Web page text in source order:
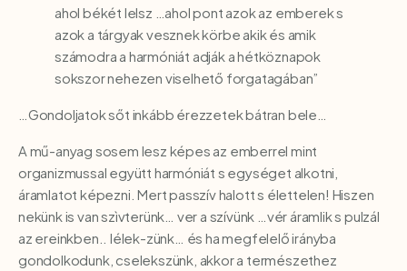
ahol békét lelsz …ahol pont azok az emberek s
azok a tárgyak vesznek körbe akik és amik
számodra a harmóniát adják a hétköznapok
sokszor nehezen viselhető forgatagában”
…Gondoljatok sőt inkább érezzetek bátran bele…
A mű-anyag sosem lesz képes az emberrel mint
organizmussal együtt harmóniát s egységet alkotni,
áramlatot képezni. Mert passzív halott s élettelen! Hiszen
nekünk is van szìvterünk… ver a szívünk …vér áramlik s pulzál
az ereinkben.. lélek-zünk… és ha megfelelő irányba
gondolkodunk, cselekszünk, akkor a természethez